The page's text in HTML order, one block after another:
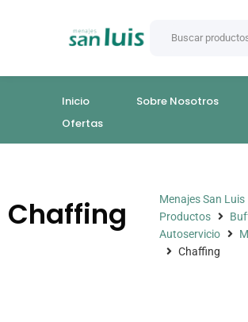
Inicio Sobre Nosotros
Ofertas
Chaffing
Menajes San Luis
Productos
Autoservicio
Chaffing